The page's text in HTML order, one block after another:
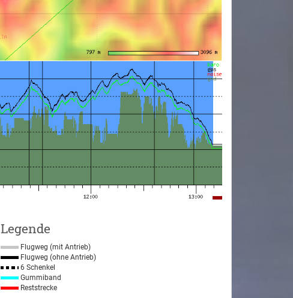
Legende
Flugweg (mit Antrieb)
Flugweg (ohne Antrieb)
6 Schenkel
Gummiband
Reststrecke